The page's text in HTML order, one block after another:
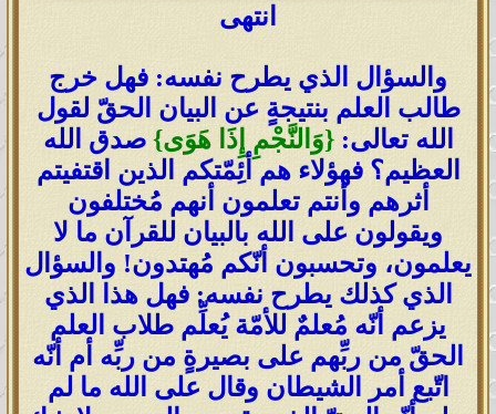
انتهى
والسؤال الذي يطرح نفسه: فهل خرج
طالب العلم بنتيجةٍ عن البيان الحقّ لقول
الله تعالى: {وَالنَّجْمِ إِذَا هَوَى}صدق الله
العظيم؟ فهؤلاء هم أئِمّتكم الذين اقتفيتم
أثرهم وأنتم تعلمون أنهم مُختلفون
ويقولون على الله بالبيان للقرآن ما لا
يعلمون، وتحسبون أنّكم مُهتدون! والسؤال
الذي كذلك يطرح نفسه: فهل هذا الذي
يزعم أنّه مُعلمٌ للأمّة يُعلِّم طلاب العلم
الحقّ من ربِّهم على بصيرةٍ من ربِّه أم أنّه
اتّبع أمر الشيطان وقال على الله ما لم